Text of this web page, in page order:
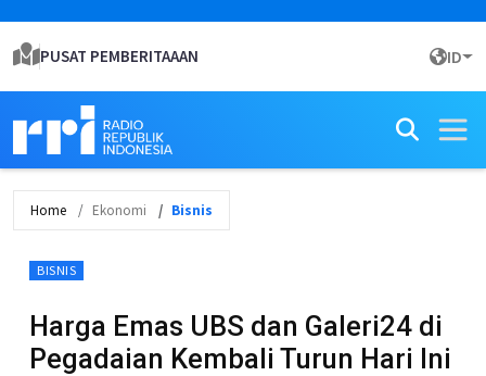
PUSAT PEMBERITAAAN ID
Home Ekonomi Bisnis
BISNIS
Harga Emas UBS dan Galeri24 di
Pegadaian Kembali Turun Hari Ini